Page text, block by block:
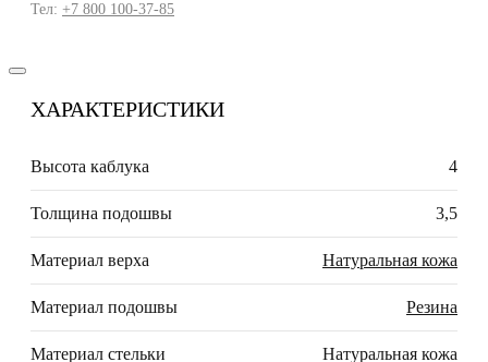
Тел: +7 800 100-37-85
ХАРАКТЕРИСТИКИ
Высота каблука 4
Толщина подошвы 3,5
Материал верха Натуральная кожа
Материал подошвы Резина
Материал стельки Натуральная кожа